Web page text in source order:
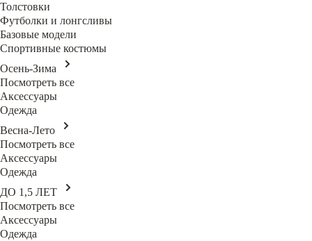
Толстовки
Футболки и лонгсливы
Базовые модели
Спортивные костюмы
Осень-Зима
Посмотреть все
Аксессуары
Одежда
Весна-Лето
Посмотреть все
Аксессуары
Одежда
ДО 1,5 ЛЕТ
Посмотреть все
Аксессуары
Одежда